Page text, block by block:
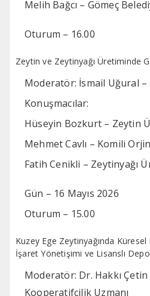
Melih Bağcı – Gömeç
Oturum – 16.00
Zeytin ve Zeytinyağı Üretiminde
Moderatör: İsmail Uğural –
Konuşmacılar:
Hüseyin Bozkurt – Zeytin
Mehmet Cavlı – Komili
Fatih Cenikli – Zeytinyağı
Gün – 16 Mayıs 2026
Oturum – 15.00
Kuzey Ege Zeytinyağında
İşaret Yönetişimi ve Lisanslı
Moderatör: Dr. Hakkı Çetin
Kooperatifçilik Uzmanı